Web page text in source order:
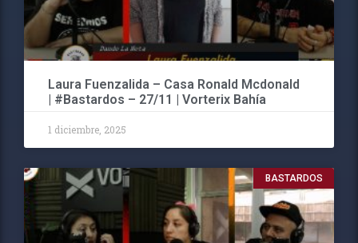
Laura Fuenzalida – Casa Ronald Mcdonald
| #Bastardos – 27/11 | Vorterix Bahía
1 diciembre, 2025
BASTARDOS